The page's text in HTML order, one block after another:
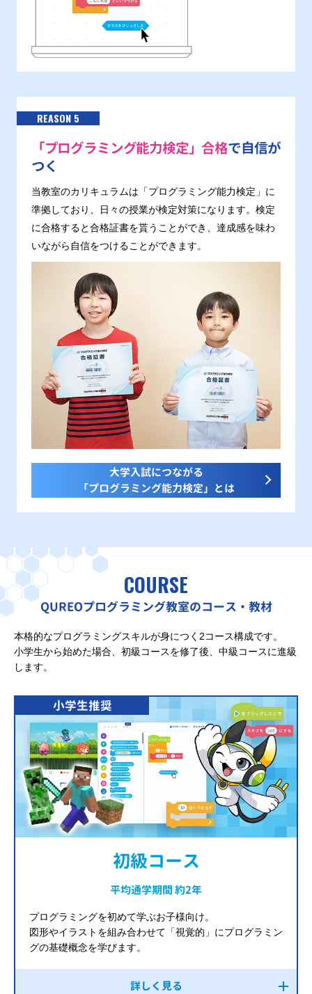
REASON 5
「プログラミング能力検定」合格で自信が
つく
当教室のカリキュラムは「プログラミング能力検定」に
準拠しており、日々の授業が検定対策になります。検定
に合格すると合格証書を貰うことができ、達成感を味わ
いながら自信をつけることができます。
大学入試につながる
「プログラミング能力検定」とは
COURSE
QUREOプログラミング教室のコース・教材
本格的なプログラミングスキルが身につく2コース構成です。
小学生から始めた場合、初級コースを修了後、中級コースに進級
します。
小学生推奨
初級コース
平均通学期間 約2年
プログラミングを初めて学ぶお子様向け。
図形やイラストを組み合わせて「視覚的」にプログラミン
グの基礎概念を学びます。
詳しく見る